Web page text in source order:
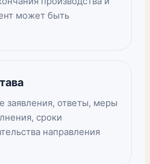
может быть
заявления, ответы, меры
сроки
направления